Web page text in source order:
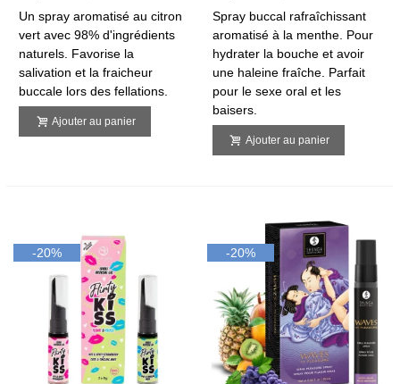
Un spray aromatisé au citron
vert avec 98% d'ingrédients
naturels. Favorise la
salivation et la fraicheur
buccale lors des fellations.
Ajouter au panier
Spray buccal rafraîchissant
aromatisé à la menthe. Pour
hydrater la bouche et avoir
une haleine fraîche. Parfait
pour le sexe oral et les
baisers.
Ajouter au panier
-20% -20%